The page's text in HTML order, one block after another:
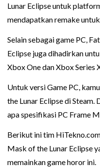
Lunar Eclipse untuk
mendapatkan remake
Selain sebagai game PC,
Eclipse juga dihadirkan
Xbox One dan Xbox Series
Untuk versi Game PC,
the Lunar Eclipse di Steam.
apa spesifikasi PC Frame
Berikut ini tim
Mask of the Lunar Eclipse
memainkan game horor ini.